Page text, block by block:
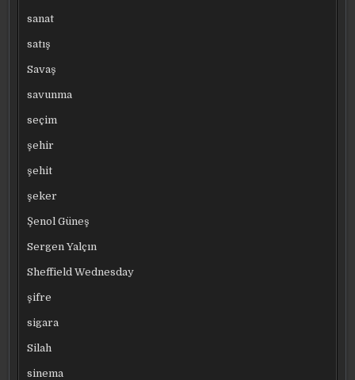
sanat
satış
Savaş
savunma
seçim
şehir
şehit
şeker
Şenol Güneş
Sergen Yalçın
Sheffield Wednesday
şifre
sigara
Silah
sinema